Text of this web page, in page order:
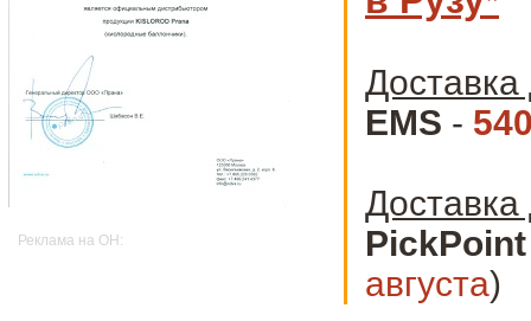
Реклама на OH:
EMS -
PickPoint
августа)